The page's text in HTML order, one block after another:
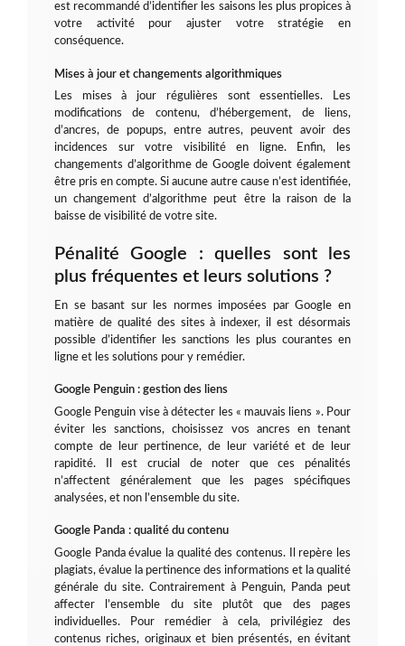
est recommandé d’identifier les saisons les plus propices à
votre activité pour ajuster votre stratégie en
conséquence.
Mises à jour et changements algorithmiques
Les mises à jour régulières sont essentielles. Les
modifications de contenu, d’hébergement, de liens,
d’ancres, de popups, entre autres, peuvent avoir des
incidences sur votre visibilité en ligne. Enfin, les
changements d’algorithme de Google doivent également
être pris en compte. Si aucune autre cause n’est identifiée,
un changement d’algorithme peut être la raison de la
baisse de visibilité de votre site.
Pénalité Google : quelles sont les
plus fréquentes et leurs solutions ?
En se basant sur les normes imposées par Google en
matière de qualité des sites à indexer, il est désormais
possible d’identifier les sanctions les plus courantes en
ligne et les solutions pour y remédier.
Google Penguin : gestion des liens
Google Penguin vise à détecter les « mauvais liens ». Pour
éviter les sanctions, choisissez vos ancres en tenant
compte de leur pertinence, de leur variété et de leur
rapidité. Il est crucial de noter que ces pénalités
n’affectent généralement que les pages spécifiques
analysées, et non l’ensemble du site.
Google Panda : qualité du contenu
Google Panda évalue la qualité des contenus. Il repère les
plagiats, évalue la pertinence des informations et la qualité
générale du site. Contrairement à Penguin, Panda peut
affecter l’ensemble du site plutôt que des pages
individuelles. Pour remédier à cela, privilégiez des
contenus riches, originaux et bien présentés, en évitant